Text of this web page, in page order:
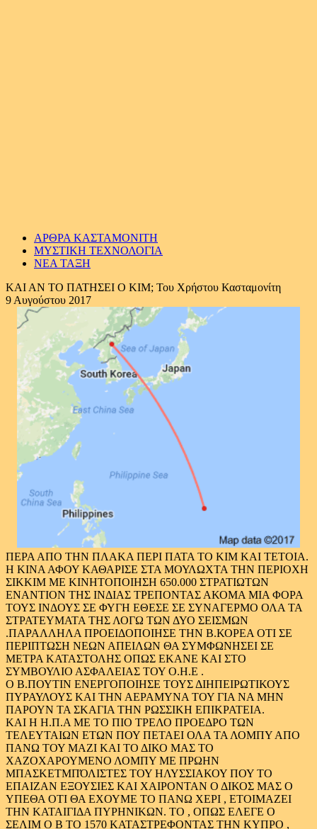
ΑΡΘΡΑ ΚΑΣΤΑΜΟΝΙΤΗ
ΜΥΣΤΙΚΗ ΤΕΧΝΟΛΟΓΙΑ
ΝΕΑ ΤΑΞΗ
ΚΑΙ ΑΝ ΤΟ ΠΑΤΗΣΕΙ Ο ΚΙΜ; Του Χρήστου Κασταμονίτη
9 Αυγούστου 2017
ΠΕΡΑ ΑΠΟ ΤΗΝ ΠΛΑΚΑ ΠΕΡΙ ΠΑΤΑ ΤΟ ΚΙΜ ΚΑΙ ΤΕΤΟΙΑ.
Η ΚΙΝΑ ΑΦΟΥ ΚΑΘΑΡΙΣΕ ΣΤΑ ΜΟΥΛΩΧΤΑ ΤΗΝ ΠΕΡΙΟΧΗ
ΣΙΚΚΙΜ ΜΕ ΚΙΝΗΤΟΠΟΙΗΣΗ 650.000 ΣΤΡΑΤΙΩΤΩΝ
ΕΝΑΝΤΙΟΝ ΤΗΣ ΙΝΔΙΑΣ ΤΡΕΠΟΝΤΑΣ ΑΚΟΜΑ ΜΙΑ ΦΟΡΑ
ΤΟΥΣ ΙΝΔΟΥΣ ΣΕ ΦΥΓΗ ΕΘΕΣΕ ΣΕ ΣΥΝΑΓΕΡΜΟ ΟΛΑ ΤΑ
ΣΤΡΑΤΕΥΜΑΤΑ ΤΗΣ ΛΟΓΩ ΤΩΝ ΔΥΟ ΣΕΙΣΜΩΝ
.ΠΑΡΑΛΛΗΛΑ ΠΡΟΕΙΔΟΠΟΙΗΣΕ ΤΗΝ Β.ΚΟΡΕΑ ΟΤΙ ΣΕ
ΠΕΡΙΠΤΩΣΗ ΝΕΩΝ ΑΠΕΙΛΩΝ ΘΑ ΣΥΜΦΩΝΗΣΕΙ ΣΕ
ΜΕΤΡΑ ΚΑΤΑΣΤΟΛΗΣ ΟΠΩΣ ΕΚΑΝΕ ΚΑΙ ΣΤΟ
ΣΥΜΒΟΥΛΙΟ ΑΣΦΑΛΕΙΑΣ ΤΟΥ Ο.Η.Ε .
Ο Β.ΠΟΥΤΙΝ ΕΝΕΡΓΟΠΟΙΗΣΕ ΤΟΥΣ ΔΙΗΠΕΙΡΩΤΙΚΟΥΣ
ΠΥΡΑΥΛΟΥΣ ΚΑΙ ΤΗΝ ΑΕΡΑΜΥΝΑ ΤΟΥ ΓΙΑ ΝΑ ΜΗΝ
ΠΑΡΟΥΝ ΤΑ ΣΚΑΓΙΑ ΤΗΝ ΡΩΣΣΙΚΗ ΕΠΙΚΡΑΤΕΙΑ.
ΚΑΙ Η Η.Π.Α ΜΕ ΤΟ ΠΙΟ ΤΡΕΛΟ ΠΡΟΕΔΡΟ ΤΩΝ
ΤΕΛΕΥΤΑΙΩΝ ΕΤΩΝ ΠΟΥ ΠΕΤΑΕΙ ΟΛΑ ΤΑ ΛΟΜΠΥ ΑΠΟ
ΠΑΝΩ ΤΟΥ ΜΑΖΙ ΚΑΙ ΤΟ ΔΙΚΟ ΜΑΣ ΤΟ
ΧΑΖΟΧΑΡΟΥΜΕΝΟ ΛΟΜΠΥ ΜΕ ΠΡΩΗΝ
ΜΠΑΣΚΕΤΜΠΌΛΙΣΤΕΣ ΤΟΥ ΗΛΥΣΣΙΑΚΟΥ ΠΟΥ ΤΟ
ΕΠΑΙΖΑΝ ΕΞΟΥΣΙΕΣ ΚΑΙ ΧΑΙΡΟΝΤΑΝ Ο ΔΙΚΟΣ ΜΑΣ Ο
ΥΠΕΘΑ ΟΤΙ ΘΑ ΕΧΟΥΜΕ ΤΟ ΠΑΝΩ ΧΕΡΙ , ΕΤΟΙΜΑΖΕΙ
ΤΗΝ ΚΑΤΑΙΓΙΔΑ ΠΥΡΗΝΙΚΩΝ. ΤΟ , ΟΠΩΣ ΕΛΕΓΕ Ο
ΣΕΛΙΜ Ο Β ΤΟ 1570 ΚΑΤΑΣΤΡΕΦΟΝΤΑΣ ΤΗΝ ΚΥΠΡΟ ,